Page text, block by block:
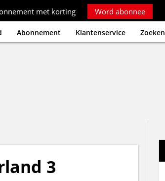
met korting Word abonnee
Abonnement Klantenservice Zoeken
3